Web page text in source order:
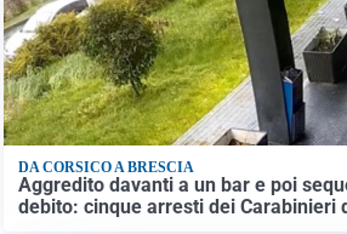
DA CORSICO A BRESCIA
Aggredito davanti a un bar e poi
debito: cinque arresti dei Carabinieri